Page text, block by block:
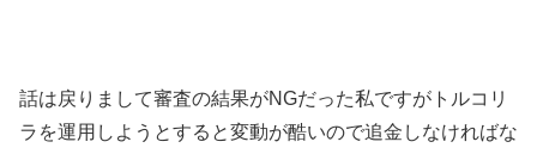
話は戻りまして審査の結果がNGだった私ですがトルコリ
ラを運用しようとすると変動が酷いので追金しなければな